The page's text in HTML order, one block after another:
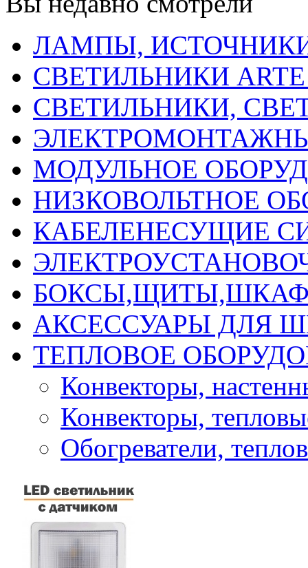
ЛАМПЫ,
СВЕТИЛЬНИКИ ARTE
СВЕТИЛЬНИКИ,
МОДУЛЬНОЕ
НИЗКОВОЛЬТНОЕ
КАБЕЛЕНЕСУЩИЕ
АКСЕССУАРЫ ДЛЯ
ТЕПЛОВОЕ
Конвекторы,
Конвекторы,
Обогреватели,